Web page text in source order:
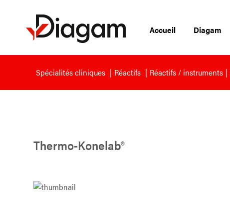
Accueil Diagam
Spécialités cliniques Réactifs Réactifs / instruments
Thermo-Konelab®